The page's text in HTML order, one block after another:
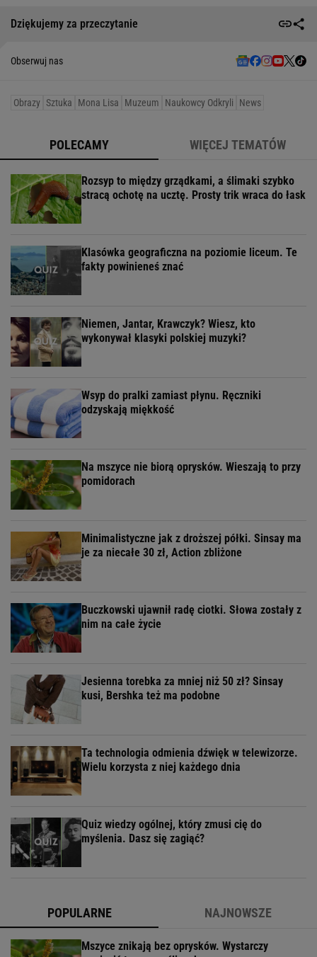
Dziękujemy za przeczytanie
Obserwuj nas
Obrazy Sztuka Mona Lisa Muzeum Naukowcy Odkryli News
POLECAMY WIĘCEJ TEMATÓW
Rozsyp to między grządkami, a ślimaki szybko
stracą ochotę na ucztę. Prosty trik wraca do łask
Klasówka geograficzna na poziomie liceum. Te
fakty powinieneś znać
Niemen, Jantar, Krawczyk? Wiesz, kto
wykonywał klasyki polskiej muzyki?
Wsyp do pralki zamiast płynu. Ręczniki
odzyskają miękkość
Na mszyce nie biorą oprysków. Wieszają to przy
pomidorach
Minimalistyczne jak z droższej półki. Sinsay ma
je za niecałe 30 zł, Action zbliżone
Buczkowski ujawnił radę ciotki. Słowa zostały z
nim na całe życie
Jesienna torebka za mniej niż 50 zł? Sinsay
kusi, Bershka też ma podobne
Ta technologia odmienia dźwięk w telewizorze.
Wielu korzysta z niej każdego dnia
Quiz wiedzy ogólnej, który zmusi cię do
myślenia. Dasz się zagiąć?
POPULARNE NAJNOWSZE
Mszyce znikają bez oprysków. Wystarczy